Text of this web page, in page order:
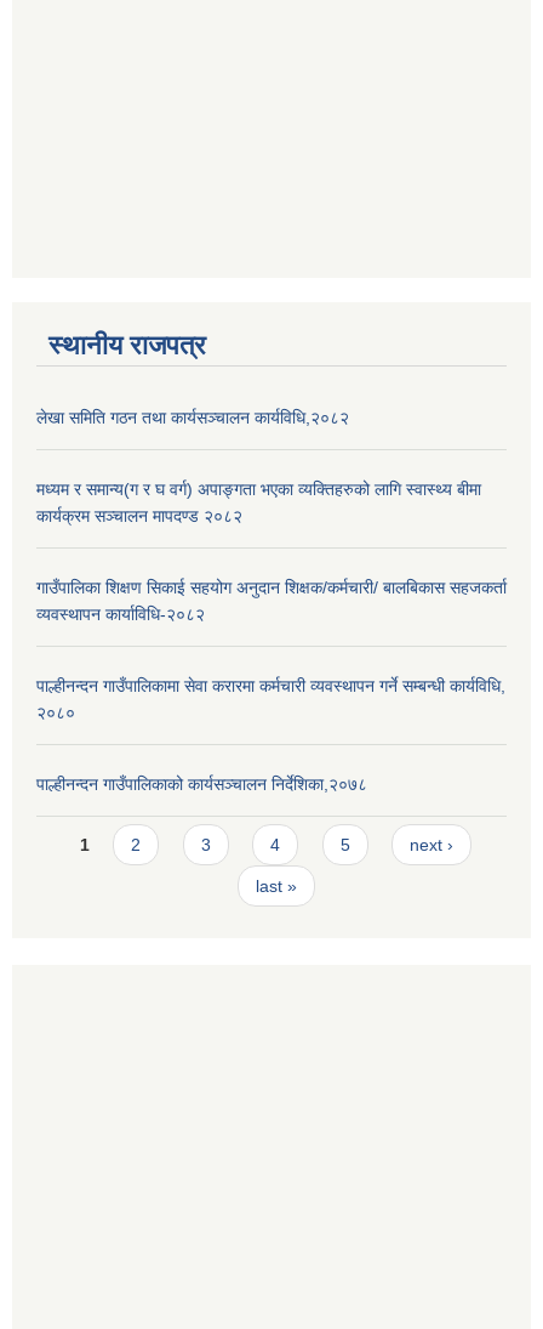
स्थानीय राजपत्र
लेखा समिति गठन तथा कार्यसञ्चालन कार्यविधि,२०८२
मध्यम र समान्य(ग र घ वर्ग) अपाङ्गता भएका व्यक्तिहरुको लागि स्वास्थ्य बीमा
कार्यक्रम सञ्चालन मापदण्ड २०८२
गाउँपालिका शिक्षण सिकाई सहयोग अनुदान शिक्षक/कर्मचारी/ बालबिकास सहजकर्ता
व्यवस्थापन कार्याविधि-२०८२
पाल्हीनन्दन गाउँपालिकामा सेवा करारमा कर्मचारी व्यवस्थापन गर्ने सम्बन्धी कार्यविधि,
२०८०
पाल्हीनन्दन गाउँपालिकाको कार्यसञ्चालन निर्देशिका,२०७८
Pages
1 2 3 4 5 next ›
last »